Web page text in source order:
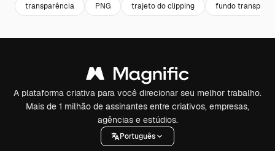
transparência PNG trajeto do clipping fundo
A plataforma criativa para você direcionar seu melhor trabalho.
Mais de 1 milhão de assinantes entre criativos, empresas,
agências e estúdios.
Português